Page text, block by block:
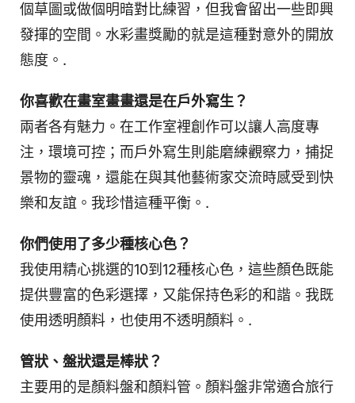
個草圖或做個明暗對比練習，但我會留出一些即興
發揮的空間。水彩畫獎勵的就是這種對意外的開放
態度。.
你喜歡在畫室畫畫還是在戶外寫生？
兩者各有魅力。在工作室裡創作可以讓人高度專
注，環境可控；而戶外寫生則能磨練觀察力，捕捉
景物的靈魂，還能在與其他藝術家交流時感受到快
樂和友誼。我珍惜這種平衡。.
你們使用了多少種核心色？
我使用精心挑選的10到12種核心色，這些顏色既能
提供豐富的色彩選擇，又能保持色彩的和諧。我既
使用透明顏料，也使用不透明顏料。.
管狀、盤狀還是棒狀？
主要用的是顏料盤和顏料管。顏料盤非常適合旅行